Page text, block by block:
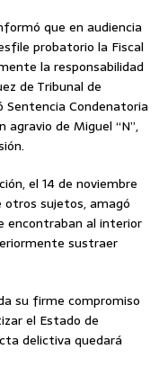
que en audiencia
probatorio la Fiscal
la responsabilidad
de Tribunal de
Sentencia Condenatoria
de Miguel “N”,
el 14 de noviembre
otros sujetos, amagó
encontraban al interior
sustraer
su firme compromiso
el Estado de
delictiva quedará